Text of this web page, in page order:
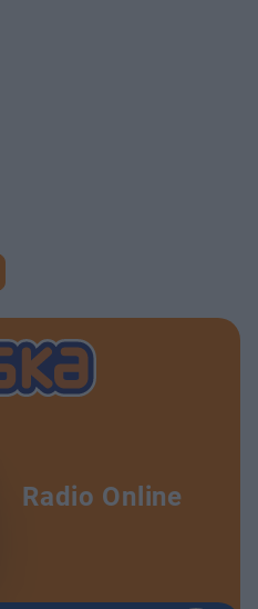
Radio Online